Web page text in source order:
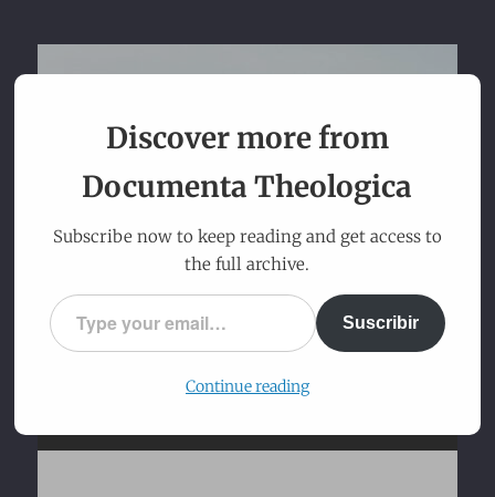
Documenta
Theologica
Traditio, Fides et Ratio inquirenda
Discover more from
Documenta Theologica
Subscribe now to keep reading and get access to
the full archive.
Type your email…
Suscribir
Continue reading